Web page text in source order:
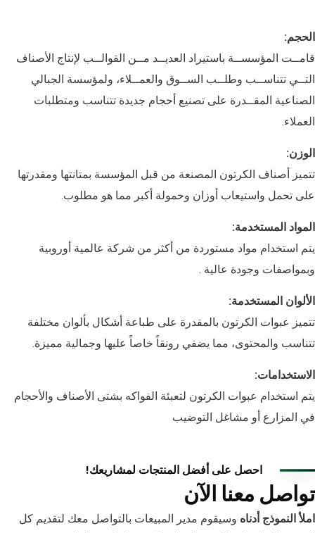
الحجم:
قامــت المؤسســة باستيراد العديــد مــن القوالــب لإنتاج الأصناف
التــي تتناســب وطلــب الســوق والعمــلاء، ولمؤسسة الجبالي
الصناعية المقــدرة على تصنيع أحجام جديدة تتناسب ومتطلبات
العملاء.
الوزن:
تتميز أصناف الكرتون المصنعة من قبل المؤسسة بمتانتها ومقدرتها
على تحمل واستيعاب أوزان وحمولة أكبر مما هو مطلوب.
المواد المستخدمة:
يتم استخدام مواد مستوردة من أكثر من شركة عالمية أوروبية
وبمواصفات وجودة عالية .
الألوان المستخدمة:
تتميز عبوات الكرتون بالمقدرة على طباعة أشكال بألوان مختلفة
تتناسب والمحتوى، مما يضفي رونقاً خاصاً عليها وجمالية مميزة.
الاستخدامات:
يتم استخدام عبوات الكرتون لتعبئة الفواكه بشتى الأصناف والأحجام
في المزارع أو مشاغل التوضيب
احصل على أفضل المنتجات لمشاريعك!
تواصل معنا الآن
املأ النموذج أدناه وسيقوم مدير المبيعات بالتواصل معك لتقديم كل